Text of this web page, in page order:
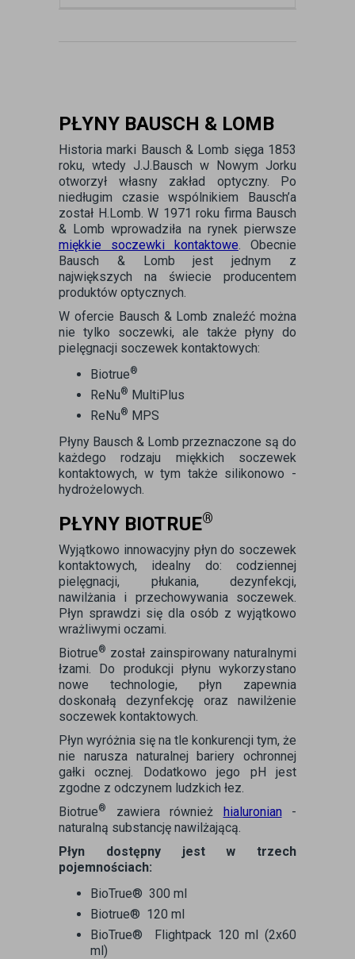
PŁYNY BAUSCH & LOMB
Historia marki Bausch & Lomb sięga 1853
roku, wtedy J.J.Bausch w Nowym Jorku
otworzył własny zakład optyczny. Po
niedługim czasie wspólnikiem Bausch’a
został H.Lomb. W 1971 roku firma Bausch
& Lomb wprowadziła na rynek pierwsze
miękkie soczewki kontaktowe. Obecnie
Bausch & Lomb jest jednym z
największych na świecie producentem
produktów optycznych.
W ofercie Bausch & Lomb znaleźć można
nie tylko soczewki, ale także płyny do
pielęgnacji soczewek kontaktowych:
Biotrue®
ReNu® MultiPlus
ReNu® MPS
Płyny Bausch & Lomb przeznaczone są do
każdego rodzaju miękkich soczewek
kontaktowych, w tym także silikonowo -
hydrożelowych.
PŁYNY BIOTRUE®
Wyjątkowo innowacyjny płyn do soczewek
kontaktowych, idealny do: codziennej
pielęgnacji, płukania, dezynfekcji,
nawilżania i przechowywania soczewek.
Płyn sprawdzi się dla osób z wyjątkowo
wrażliwymi oczami.
Biotrue® został zainspirowany naturalnymi
łzami. Do produkcji płynu wykorzystano
nowe technologie, płyn zapewnia
doskonałą dezynfekcję oraz nawilżenie
soczewek kontaktowych.
Płyn wyróżnia się na tle konkurencji tym, że
nie narusza naturalnej bariery ochronnej
gałki ocznej. Dodatkowo jego pH jest
zgodne z odczynem ludzkich łez.
Biotrue® zawiera również hialuronian -
naturalną substancję nawilżającą.
Płyn dostępny jest w trzech
pojemnościach:
BioTrue® 300 ml
Biotrue® 120 ml
BioTrue® Flightpack 120 ml (2x60
ml)